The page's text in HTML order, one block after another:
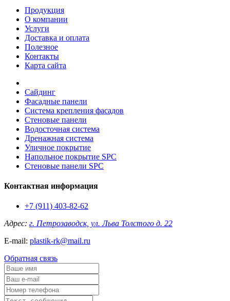
Продукция
О компании
Услуги
Доставка и оплата
Полезное
Контакты
Карта сайта
Сайдинг
Фасадные панели
Система крепления фасадов
Стеновые панели
Водосточная система
Дренажная система
Уличное покрытие
Напольное покрытие SPC
Стеновые панели SPC
Контактная информация
+7 (911) 403-82-62
Адрес: г. Петрозаводск, ул. Льва Толстого д. 22
E-mail: plastik-rk@mail.ru
Обратная связь